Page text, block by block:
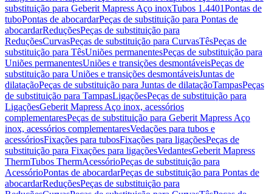
substituição para Geberit Mapress Aço inoxTubos 1.4401Pontas de
tuboPontas de abocardarPeças de substituição para Pontas de
abocardarReduçõesPeças de substituição para
ReduçõesCurvasPeças de substituição para CurvasTêsPeças de
substituição para TêsUniões permanentesPeças de substituição para
Uniões permanentesUniões e transições desmontáveisPeças de
substituição para Uniões e transições desmontáveisJuntas de
dilataçãoPeças de substituição para Juntas de dilataçãoTampasPeças
de substituição para TampasLigaçõesPeças de substituição para
LigaçõesGeberit Mapress Aço inox, acessórios
complementaresPeças de substituição para Geberit Mapress Aço
inox, acessórios complementaresVedações para tubos e
acessóriosFixações para tubosFixações para ligaçõesPeças de
substituição para Fixações para ligaçõesVedantesGeberit Mapress
ThermTubos ThermAcessórioPeças de substituição para
AcessórioPontas de abocardarPeças de substituição para Pontas de
abocardarReduçõesPeças de substituição para